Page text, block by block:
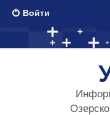
Войти